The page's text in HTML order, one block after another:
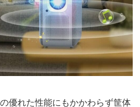
優れた性能にもかかわらず筐体